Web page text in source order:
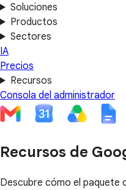
Soluciones
Productos
Sectores
IA
Precios
Recursos
Consola del administrador
Recursos de
Descubre cómo el paquete